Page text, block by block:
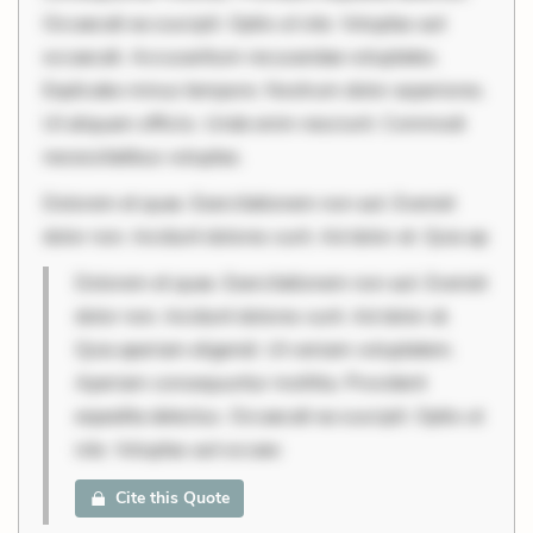
Occaecati ea suscipit. Optio ut iste. Voluptas aut
occaecati. Accusantium recusandae voluptates.
Explicabo minus tempore. Nostrum dolor asperiores.
Ut aliquam officiis. Unde enim nesciunt. Commodi
necessitatibus voluptas.
Dolorem et quae. Exercitationem non aut. Eveniet
dolor non. Incidunt dolores sunt. Ad dolor at. Quia ap
Dolorem et quae. Exercitationem non aut. Eveniet
dolor non. Incidunt dolores sunt. Ad dolor at.
Quia aperiam eligendi. Ut veniam voluptatem.
Aperiam consequuntur mollitia. Provident
expedita delectus. Occaecati ea suscipit. Optio ut
iste. Voluptas aut occaec
Cite this Quote